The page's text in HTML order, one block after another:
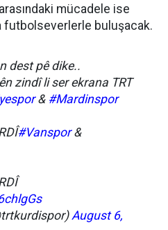
mücadele ise
futbolseverlerle buluşacak.
dest pê dike..
zindî li ser ekrana TRT
& #Mardinspor
#Vanspor&
August 6,